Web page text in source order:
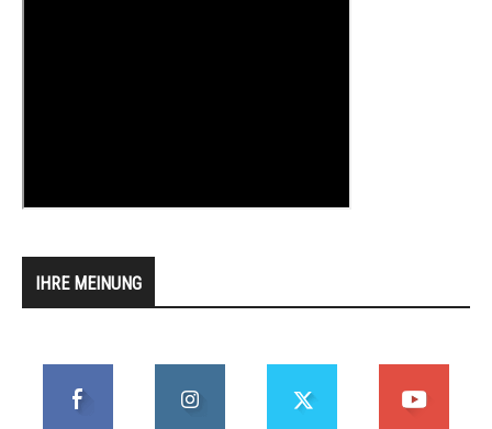
IHRE MEINUNG